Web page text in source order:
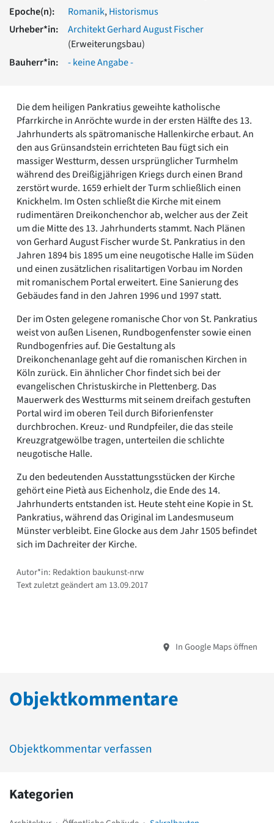
Romanik
Vorromanik
Römische Antike
Über uns
Freunde & Förderer
Kontakt
Impressum
Datenschutz
Suchbegriff eingeben
Epoche(n):
Romanik,Historismus
Urheber*in:
Architekt Gerhard August Fischer
(Erweiterungsbau)
Bauherr*in:
- keine Angabe -
Die dem heiligen Pankratius geweihte katholische
Pfarrkirche in Anröchte wurde in der ersten Hälfte des 13.
Jahrhunderts als spätromanische Hallenkirche erbaut. An
den aus Grünsandstein errichteten Bau fügt sich ein
massiger Westturm, dessen ursprünglicher Turmhelm
während des Dreißigjährigen Kriegs durch einen Brand
zerstört wurde. 1659 erhielt der Turm schließlich einen
Knickhelm. Im Osten schließt die Kirche mit einem
rudimentären Dreikonchenchor ab, welcher aus der Zeit
um die Mitte des 13. Jahrhunderts stammt. Nach Plänen
von Gerhard August Fischer wurde St. Pankratius in den
Jahren 1894 bis 1895 um eine neugotische Halle im Süden
und einen zusätzlichen risalitartigen Vorbau im Norden
mit romanischem Portal erweitert. Eine Sanierung des
Gebäudes fand in den Jahren 1996 und 1997 statt.
Der im Osten gelegene romanische Chor von St. Pankratius
weist von außen Lisenen, Rundbogenfenster sowie einen
Rundbogenfries auf. Die Gestaltung als
Dreikonchenanlage geht auf die romanischen Kirchen in
Köln zurück. Ein ähnlicher Chor findet sich bei der
evangelischen Christuskirche in Plettenberg. Das
Mauerwerk des Westturms mit seinem dreifach gestuften
Portal wird im oberen Teil durch Biforienfenster
durchbrochen. Kreuz- und Rundpfeiler, die das steile
Kreuzgratgewölbe tragen, unterteilen die schlichte
neugotische Halle.
Zu den bedeutenden Ausstattungsstücken der Kirche
gehört eine Pietà aus Eichenholz, die Ende des 14.
Jahrhunderts entstanden ist. Heute steht eine Kopie in St.
Pankratius, während das Original im Landesmuseum
Münster verbleibt. Eine Glocke aus dem Jahr 1505 befindet
sich im Dachreiter der Kirche.
Autor*in: Redaktion baukunst-nrw
Text zuletzt geändert am 13.09.2017
In Google Maps öffnen
Objektkommentare
Objektkommentar verfassen
Kategorien